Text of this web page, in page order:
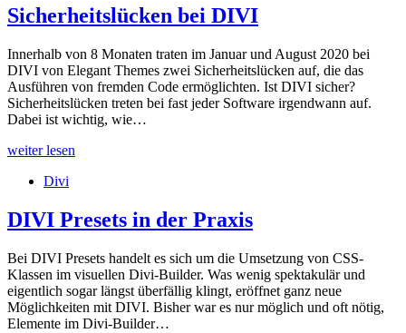
an
DIVI
Sicherheitslücken bei DIVI
Innerhalb von 8 Monaten traten im Januar und August 2020 bei
DIVI von Elegant Themes zwei Sicherheitslücken auf, die das
Ausführen von fremden Code ermöglichten. Ist DIVI sicher?
Sicherheitslücken treten bei fast jeder Software irgendwann auf.
Dabei ist wichtig, wie…
weiter lesen
Divi
DIVI Presets in der Praxis
Bei DIVI Presets handelt es sich um die Umsetzung von CSS-
Klassen im visuellen Divi-Builder. Was wenig spektakulär und
eigentlich sogar längst überfällig klingt, eröffnet ganz neue
Möglichkeiten mit DIVI. Bisher war es nur möglich und oft nötig,
Elemente im Divi-Builder…